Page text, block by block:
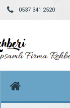
0537 341 2520